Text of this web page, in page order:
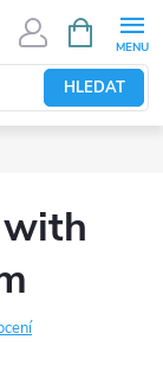
HLEDAT
NÁKUPNÍ
KOŠÍK